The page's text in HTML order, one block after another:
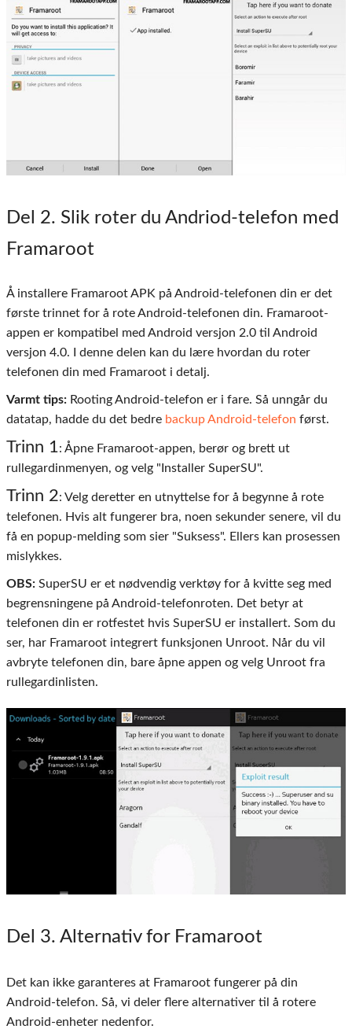
Del 2. Slik roter du Andriod-telefon med
Framaroot
Å installere Framaroot APK på Android-telefonen din er det
første trinnet for å rote Android-telefonen din. Framaroot-
appen er kompatibel med Android versjon 2.0 til Android
versjon 4.0. I denne delen kan du lære hvordan du roter
telefonen din med Framaroot i detalj.
Varmt tips: Rooting Android-telefon er i fare. Så unngår du
datatap, hadde du det bedre backup Android-telefon først.
Trinn 1: Åpne Framaroot-appen, berør og brett ut
rullegardinmenyen, og velg "Installer SuperSU".
Trinn 2: Velg deretter en utnyttelse for å begynne å rote
telefonen. Hvis alt fungerer bra, noen sekunder senere, vil du
få en popup-melding som sier "Suksess". Ellers kan prosessen
mislykkes.
OBS: SuperSU er et nødvendig verktøy for å kvitte seg med
begrensningene på Android-telefonroten. Det betyr at
telefonen din er rotfestet hvis SuperSU er installert. Som du
ser, har Framaroot integrert funksjonen Unroot. Når du vil
avbryte telefonen din, bare åpne appen og velg Unroot fra
rullegardinlisten.
Del 3. Alternativ for Framaroot
Det kan ikke garanteres at Framaroot fungerer på din
Android-telefon. Så, vi deler flere alternativer til å rotere
Android-enheter nedenfor.